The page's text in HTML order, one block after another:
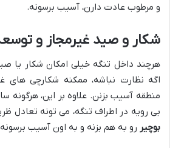
و مرطوب عادت دارن، آسیب برسونه.
شکار و صید غیرمجاز و
هرچند داخل تنگه خیلی امکان شکار یا
اگه نظارت نباشه، ممکنه شکارچی
منطقه آسیب بزنن. علاوه بر این، هرگونه
بی رویه در اطراف تنگه، می تونه تعادل
بوچیر رو به هم بزنه و به اون آسیب